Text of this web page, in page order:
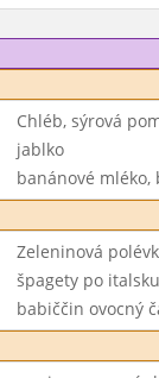
Chléb, sýrová
jablko
banánové mléko,
Zeleninová
špagety po
babiččin ovocný